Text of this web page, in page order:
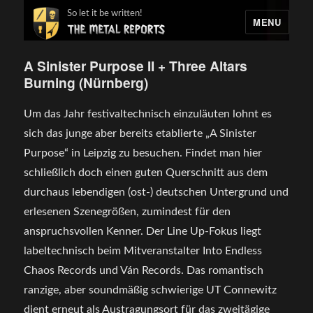
MENU
So let it be written!
A Sinister Purpose II + Three Altars
Burning (Nürnberg)
Um das Jahr festivaltechnisch einzuläuten lohnt es
sich das junge aber bereits etablierte „A Sinister
Purpose“ in Leipzig zu besuchen. Findet man hier
schließlich doch einen guten Querschnitt aus dem
durchaus lebendigen (ost-) deutschen Untergrund und
erlesenen Szenegrößen, zumindest für den
anspruchsvollen Kenner. Der Line Up-Fokus liegt
labeltechnisch beim Mitveranstalter Into Endless
Chaos Records und Ván Records. Das romantisch
ranzige, aber soundmäßig schwierige UT Connewitz
dient erneut als Austragungsort für das zweitägige